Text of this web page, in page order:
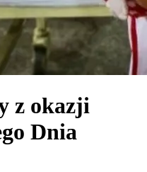
z okazji
Dnia